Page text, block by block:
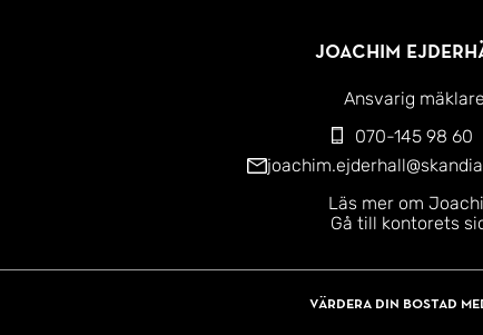
Joachim
Ansvarig mäklare
070-145 98 60
Läs mer om
Gå till kontorets
Värdera din bostad